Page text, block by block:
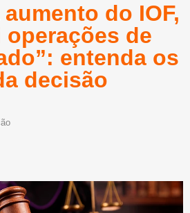
do IOF,
operações de
entenda os
decisão